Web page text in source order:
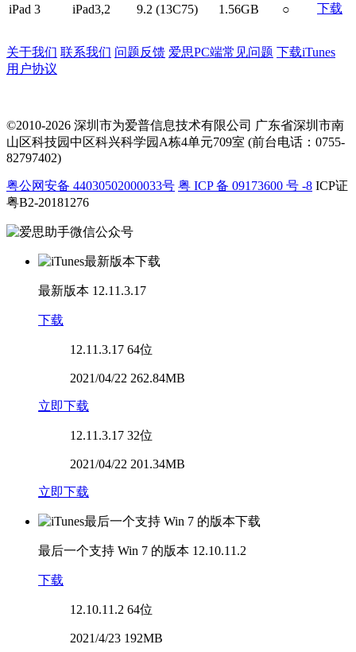
iPad 3 iPad3,2 9.2 (13C75) 1.56GB ○ 下载
关于我们 联系我们 问题反馈 爱思PC端常见问题 下载iTunes
用户协议
©2010-2026 深圳市为爱普信息技术有限公司 广东省深圳市南
山区科技园中区科兴科学园A栋4单元709室 (前台电话：0755-
82797402)
粤公网安备 44030502000033号 粤 ICP 备 09173600 号 -8 ICP证
粤B2-20181276
最新版本 12.11.3.17
下载
12.11.3.17 64位
2021/04/22 262.84MB
立即下载
12.11.3.17 32位
2021/04/22 201.34MB
立即下载
最后一个支持 Win 7 的版本 12.10.11.2
下载
12.10.11.2 64位
2021/4/23 192MB